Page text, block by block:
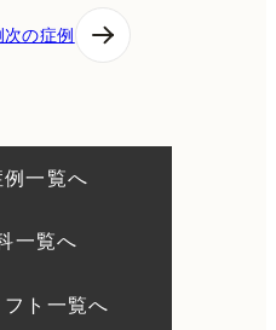
次の症例
一覧へ
一覧へ
ト一覧へ